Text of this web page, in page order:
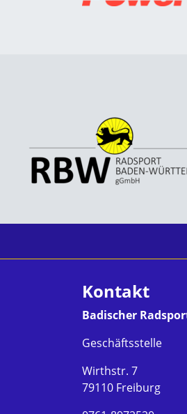
Kontakt
Badischer
Geschäftsstelle
Wirthstr. 7
79110 Freiburg